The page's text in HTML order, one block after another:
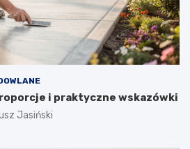
i praktyczne wskazówki
Jasiński